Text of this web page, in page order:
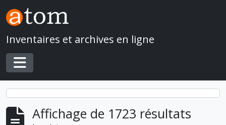
Skip to main content
Inventaires et archives en ligne
Toggle navigation
Affichage de 1723 résultats